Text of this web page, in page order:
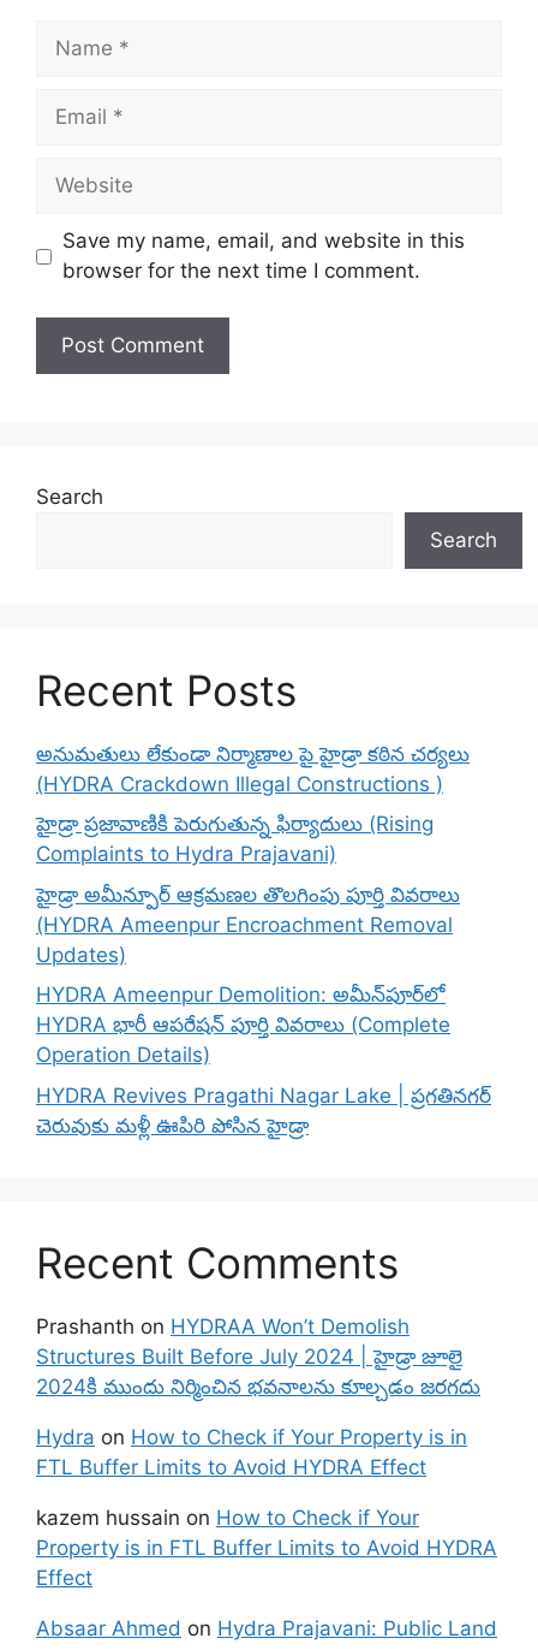
Name
Email
Website
Save my name, email, and website in this
browser for the next time I comment.
Search
Search
Recent Posts
అనుమతులు లేకుండా నిర్మాణాల పై హైడ్రా కఠిన చర్యలు
(HYDRA Crackdown Illegal Constructions )
హైడ్రా ప్రజావాణికి పెరుగుతున్న ఫిర్యాదులు (Rising
Complaints to Hydra Prajavani)
హైడ్రా అమీన్పూర్ ఆక్రమణల తొలగింపు పూర్తి వివరాలు
(HYDRA Ameenpur Encroachment Removal
Updates)
HYDRA Ameenpur Demolition: అమీన్‌పూర్‌లో
HYDRA భారీ ఆపరేషన్ పూర్తి వివరాలు (Complete
Operation Details)
HYDRA Revives Pragathi Nagar Lake | ప్రగతినగర్
చెరువుకు మళ్లీ ఊపిరి పోసిన హైడ్రా
Recent Comments
Prashanth on HYDRAA Won’t Demolish
Structures Built Before July 2024 | హైడ్రా జూలై
2024కి ముందు నిర్మించిన భవనాలను కూల్చడం జరగదు
Hydra on How to Check if Your Property is in
FTL Buffer Limits to Avoid HYDRA Effect
kazem hussain on How to Check if Your
Property is in FTL Buffer Limits to Avoid HYDRA
Effect
Absaar Ahmed on Hydra Prajavani: Public Land